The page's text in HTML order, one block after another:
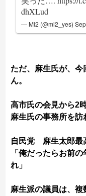
dhXLud
— Mi2 (@mi2_yes)
ただ、麻生氏が、
ん。
高市氏の会見から2
麻生氏の事務所を訪
自民党 麻生太郎最
「俺だったらお前
れ」
麻生派の議員は、